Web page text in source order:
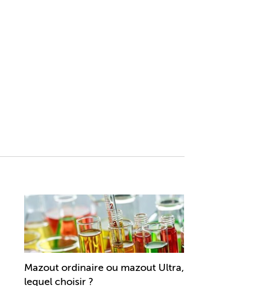
Mazout ordinaire ou mazout Ultra,
lequel choisir ?